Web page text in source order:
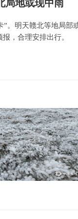
局地或现中雨
”。明天赣北等地局部
，合理安排出行。